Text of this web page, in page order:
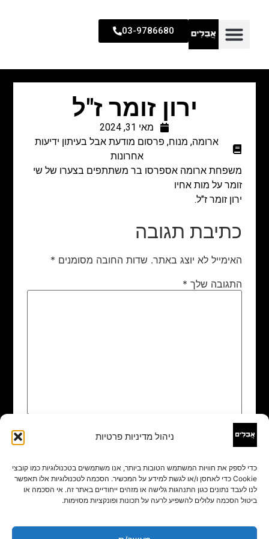
ניהול מדיניות פרטיות
כדי לספק את חוויות המשתמש הטובות ביותר, אנו משתמשים בטכנולוגיות כמו קובצי
Cookie כדי לאחסן ו/או לגשת למידע על המכשיר. הסכמה לטכנולוגיות אלו תאפשר
לנו לעבד נתונים כגון התנהגות גלישה או מזהים ייחודיים באתר זה. אי הסכמה או
ביטול הסכמה עלולים להשפיע לרעה על תכונות ופונקציות מסוימות.
03-9786680
ירון זומר ז"ל
מאי 31, 2024
ארומה, מנוח, פרסום מודעת אבל בעיתון ידיעות
אחרונות
משפחת ארומה אספרסו בר משתתפים בצערו של שי
זומר על מות אחיו
ירון זומר ז"ל.
כתיבת תגובה
האימייל לא יוצג באתר. שדות החובה מסומנים *
התגובה שלך *
שם
אימייל*